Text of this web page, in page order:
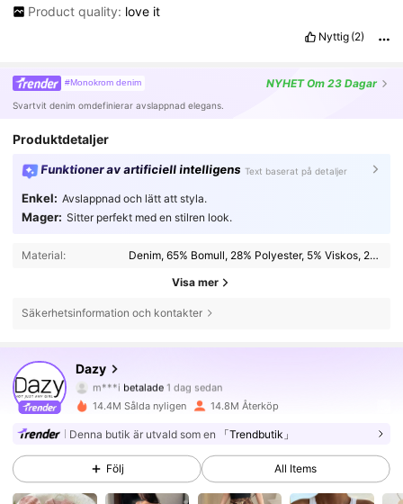
Product quality: love it
Nyttig (2)
#Monokrom denim NYHETOm 23 Dagar
Svartvit denim omdefinierar avslappnad elegans.
Produktdetaljer
Funktioner av artificiell intelligens Text baserat på detaljer
Enkel: Avslappnad och lätt att styla.
Mager: Sitter perfekt med en stilren look.
Material: Denim, 65% Bomull, 28% Polyester, 5% Viskos, 2% Elastan
Visa mer
Säkerhetsinformation och kontakter
Dazy
m***i
c***vföljdeför 10 minuter sedan
4.86 6.6M Följare
14.4M Sålda nyligen 14.8M Återköp
Denna butik är utvald som en 「Trendbutik」
Följ All Items